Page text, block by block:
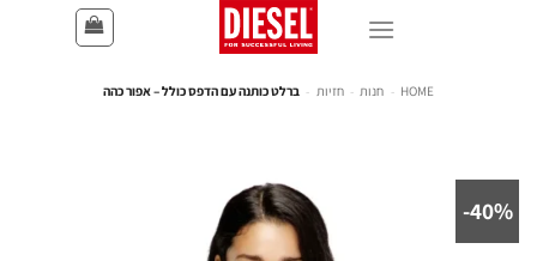
HOME
- חנות - חזיות - ברלט כותנה עם הדפס כולל – אפור כהה
40%-